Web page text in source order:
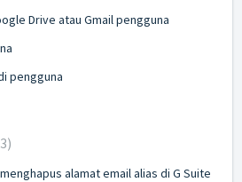
Drive atau Gmail pengguna
pengguna
alamat email alias di G Suite